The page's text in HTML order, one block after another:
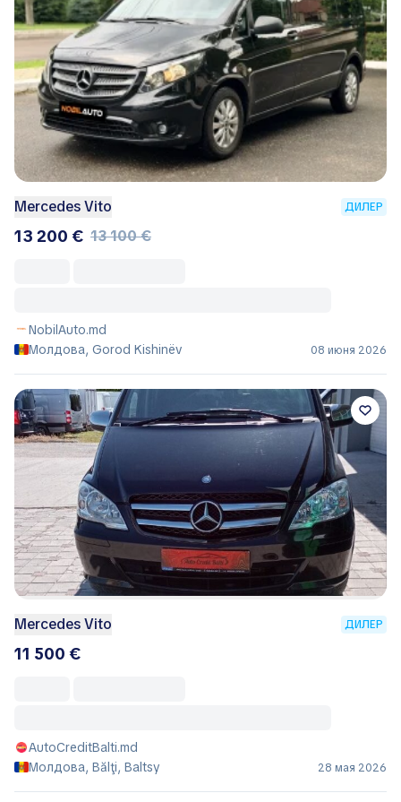
Mercedes Vito ДИЛЕР
13 200 € 13 100 €
NobilAuto.md
Молдова, Gorod Kishinëv
08 июня 2026
Mercedes Vito ДИЛЕР
11 500 €
AutoCreditBalti.md
Молдова, Bălţi, Baltsy
28 мая 2026